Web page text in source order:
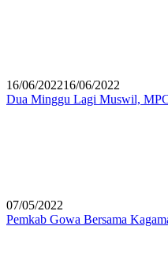
16/06/202216/06/2022
Dua Minggu Lagi Muswil,
07/05/2022
Pemkab Gowa Bersama